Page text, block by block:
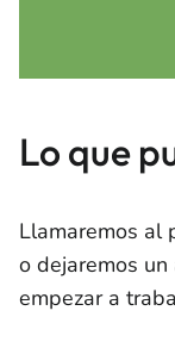
Lo que
Llamaremos al
o dejaremos
empezar a